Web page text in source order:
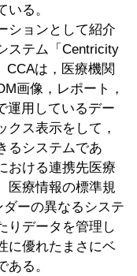
る。
ションとして紹介
ステム「Centricity
CCAは，医療機関
画像，レポート，
運用しているデー
クス表示をして，
るシステムであ
おける連携先医療
医療情報の標準規
ーの異なるシステ
りデータを管理し
に優れたまさにベ
る。